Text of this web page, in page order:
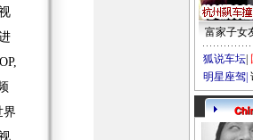
富家子女
狐说车坛
明星座驾